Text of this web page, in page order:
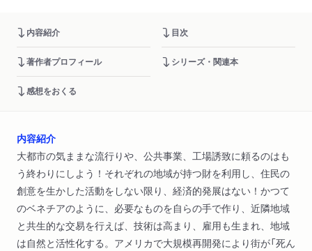
内容紹介 目次
著作者プロフィール シリーズ・関連本
感想をおくる
内容紹介
大都市の気ままな流行りや、公共事業、工場誘致に頼るのはも
う終わりにしよう！それぞれの地域が持つ財を利用し、住民の
創意を生かした活動をしない限り、経済的発展はない！かつて
のベネチアのように、必要なものを自らの手で作り、近隣地域
と共生的な交易を行えば、技術は高まり、雇用も生まれ、地域
は自然と活性化する。アメリカで大規模再開発により街が「死ん